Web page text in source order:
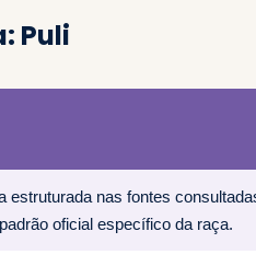
Puli
estruturada nas fontes
oficial específico da raça.